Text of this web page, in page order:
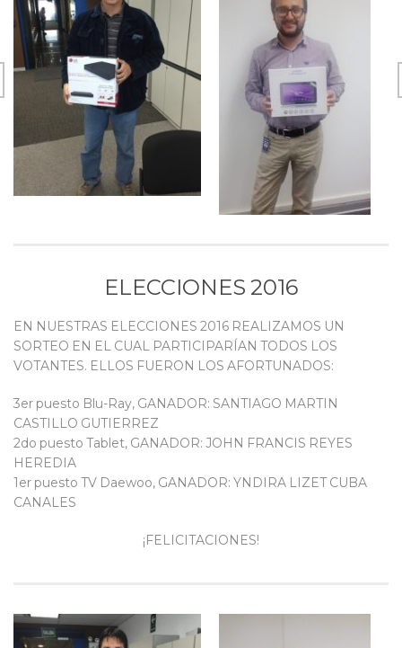
ELECCIONES 2016
EN NUESTRAS ELECCIONES 2016 REALIZAMOS UN
SORTEO EN EL CUAL PARTICIPARÍAN TODOS LOS
VOTANTES. ELLOS FUERON LOS AFORTUNADOS:
3er puesto Blu-Ray, GANADOR: SANTIAGO MARTIN
CASTILLO GUTIERREZ
2do puesto Tablet, GANADOR: JOHN FRANCIS REYES
HEREDIA
1er puesto TV Daewoo, GANADOR: YNDIRA LIZET CUBA
CANALES
¡FELICITACIONES!